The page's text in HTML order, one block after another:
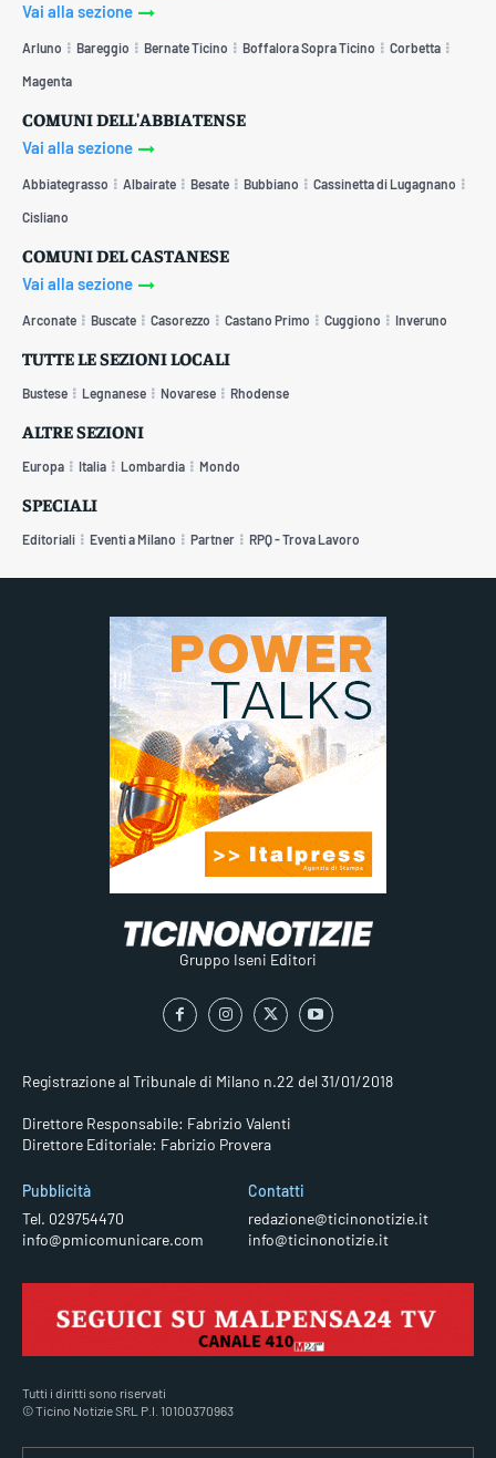
Vai alla sezione
Arluno Bareggio Bernate Ticino Boffalora Sopra Ticino Corbetta
Magenta
COMUNI DELL'ABBIATENSE
Vai alla sezione
Abbiategrasso Albairate Besate Bubbiano Cassinetta di Lugagnano
Cisliano
COMUNI DEL CASTANESE
Vai alla sezione
Arconate Buscate Casorezzo Castano Primo Cuggiono Inveruno
TUTTE LE SEZIONI LOCALI
Bustese Legnanese Novarese Rhodense
ALTRE SEZIONI
Europa Italia Lombardia Mondo
SPECIALI
Editoriali Eventi a Milano Partner RPQ - Trova Lavoro
Gruppo Iseni Editori
Registrazione al Tribunale di Milano n.22 del 31/01/2018
Direttore Responsabile: Fabrizio Valenti
Direttore Editoriale: Fabrizio Provera
Pubblicità
Tel. 029754470
info@pmicomunicare.com
Contatti
redazione@ticinonotizie.it
info@ticinonotizie.it
Tutti i diritti sono riservati
© Ticino Notizie SRL P.I. 10100370963